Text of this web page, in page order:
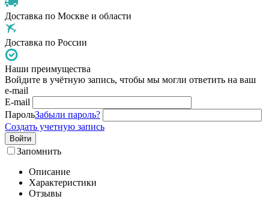
Доставка по Москве и области
Доставка по России
Наши преимущества
Войдите в учётную запись, чтобы мы могли ответить на ваш
e-mail
E-mail
ПарольЗабыли пароль?
Создать учетную запись
Войти
Запомнить
Описание
Характеристики
Отзывы